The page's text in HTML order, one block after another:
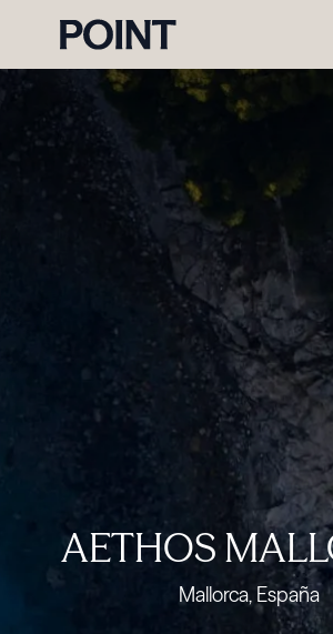
AETHOS
Mallorca, España